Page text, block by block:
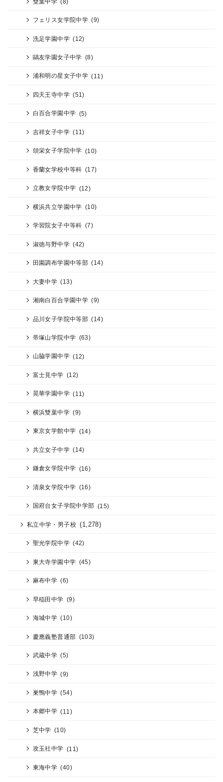
フェリス女学院中学 (9)
洗足学園中学 (12)
鷗友学園女子中学 (8)
浦和明の星女子中学 (11)
四天王寺中学 (51)
白百合学園中学 (5)
吉祥女子中学 (11)
頌栄女子学院中学 (10)
香蘭女学校中等科 (17)
立教女学院中学 (12)
横浜共立学園中学 (10)
学習院女子中等科 (7)
淑徳与野中学 (42)
田園調布学園中等部 (14)
大妻中学 (13)
湘南白百合学園中学 (9)
品川女子学院中等部 (14)
帝塚山学院中学 (63)
山脇学園中学 (12)
富士見中学 (12)
晃華学園中学 (11)
横浜雙葉中学 (9)
東京女学館中学 (14)
共立女子中学 (14)
鎌倉女学院中学 (16)
清泉女学院中学 (16)
国府台女子学院中学部 (15)
私立中学・男子校 (1,278)
聖光学院中学 (42)
東大寺学園中学 (45)
麻布中学 (6)
早稲田中学 (9)
海城中学 (10)
慶應義塾普通部 (103)
武蔵中学 (5)
浅野中学 (9)
巣鴨中学 (54)
本郷中学 (11)
芝中学 (10)
攻玉社中学 (11)
東海中学 (40)